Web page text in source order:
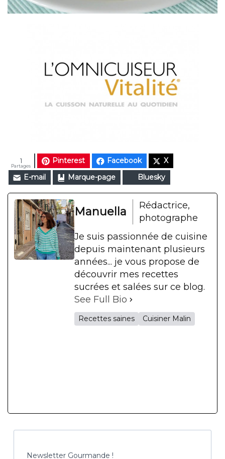
Pinterest Facebook
X
E-mail
Marque-page Bluesky
Partages
1
Manuella
Rédactrice,
photographe
Je suis passionnée de cuisine
depuis maintenant plusieurs
années... je vous propose de
découvrir mes recettes
sucrées et salées sur ce blog.
See Full Bio
Recettes saines Cuisiner Malin
Newsletter Gourmande !